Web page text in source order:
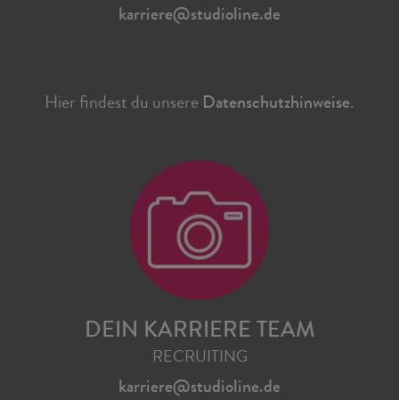
karriere@studioline.de
Hier findest du unsere Datenschutzhinweise.
DEIN KARRIERE TEAM
RECRUITING
karriere@studioline.de